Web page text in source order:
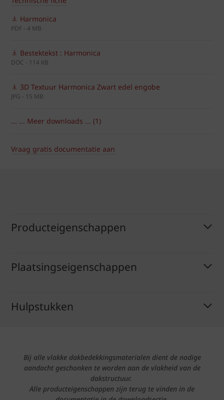
Harmonica
PDF - 4 MB
Bestektekst : Harmonica
DOC - 114 KB
3D Textuur Harmonica Zwart edel engobe
JPG - 15 MB
... ... Meer downloads ... (1)
Vraag gratis documentatie aan
Producteigenschappen
Plaatsingseigenschappen
Hulpstukken
Bij alle vlakke dakbedekkingsmaterialen dient de nodige
aandacht geschonken te worden aan de vlakheid van de
dakstructuur.
Alle producteigenschappen zijn terug te vinden in de